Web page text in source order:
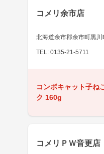
コメリ余市店
北海道余市郡余市町黒川
TEL: 0135-21-5711
コンボキャット子ね
ク 160g
コメリＰＷ音更店